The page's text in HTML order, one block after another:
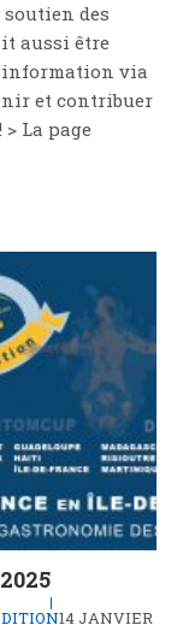
soutien des
aussi être
via
et contribuer
La page
14 JANVIER